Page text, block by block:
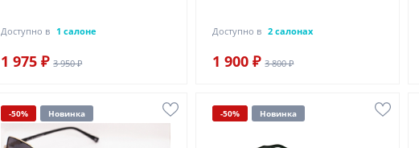
Доступно в 1 салоне
1 975 ₽ 3 950 ₽
Доступно в 2 салонах
1 900 ₽ 3 800 ₽
-50% Новинка -50% Новинка